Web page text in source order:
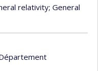
relativity; General